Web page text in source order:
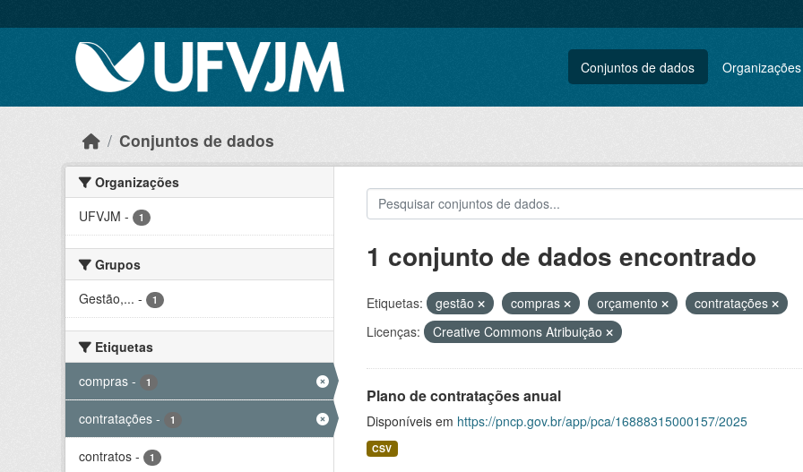
Conjuntos de dados Organizações
Conjuntos de dados
Organizações
UFVJM - 1
Grupos
Gestão,... - 1
Etiquetas
compras - 1
contratações - 1
contratos - 1
1 conjunto de dados encontrado
Etiquetas: gestão compras orçamento
contratações
Licenças:
Creative Commons Atribuição
Plano de contratações anual
Disponíveis em https://pncp.gov.br/app/pca/16888315000157/2025
CSV